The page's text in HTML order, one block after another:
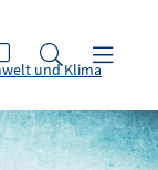
und Klima